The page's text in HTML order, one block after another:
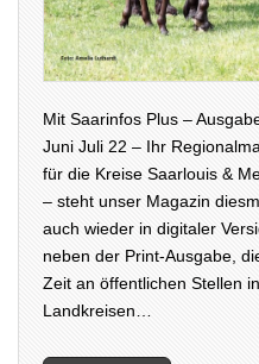
Mit Saarinfos Plus –
Juni Juli 22 – Ihr
für die Kreise Saarlouis &
– steht unser Magazin
auch wieder in digitaler
neben der Print-Ausgabe,
Zeit an öffentlichen Stellen
Landkreisen…